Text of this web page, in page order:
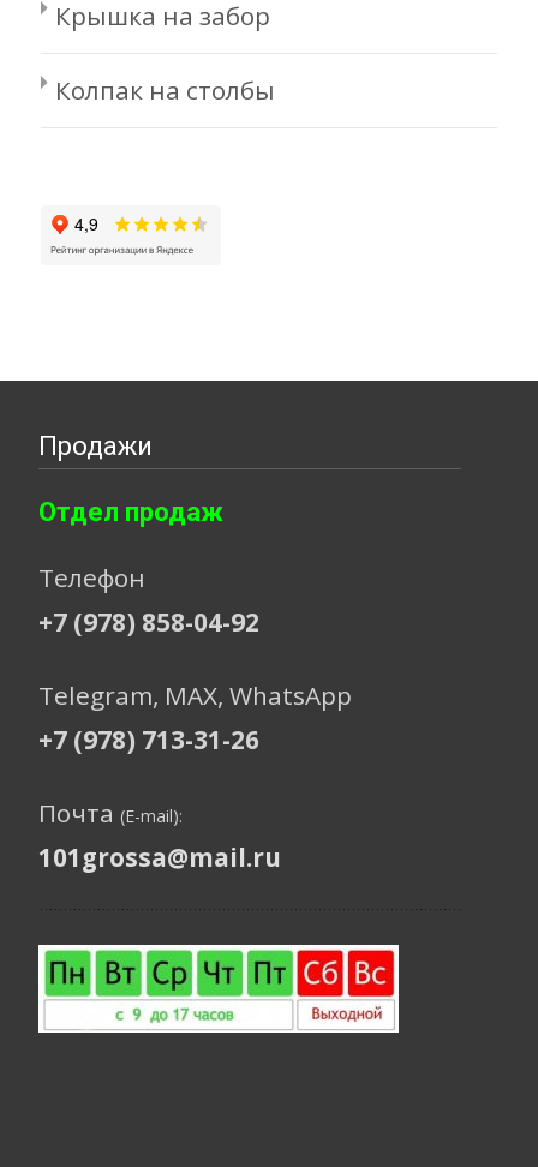
Крышка на забор
Колпак на столбы
Продажи
Отдел продаж
Телефон
+7 (978) 858-04-92
Telegram, МАХ, WhatsApp
+7 (978) 713-31-26
Почта (E-mail):
101grossa@mail.ru